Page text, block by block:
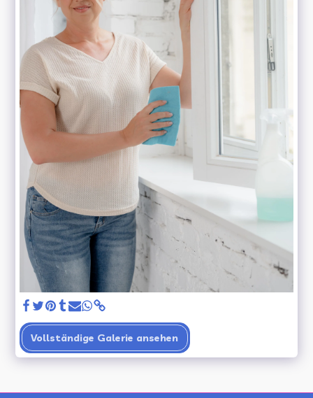
Vollständige Galerie ansehen